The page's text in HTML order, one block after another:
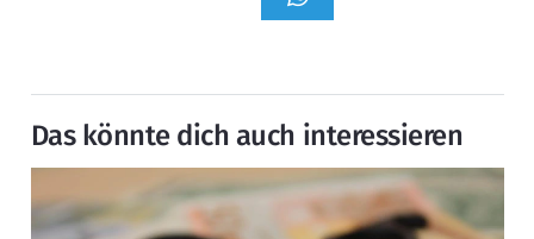
Das könnte dich auch interessieren